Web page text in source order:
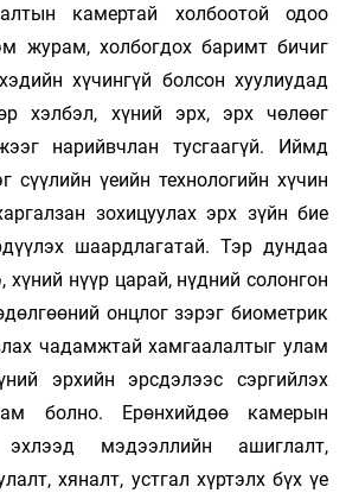
камертай холбоотой одоо
журам, холбогдох баримт бичиг
хүчингүй болсон хуулиудад
хэлбэл, хүний эрх, эрх чөлөөг
нарийвчлан тусгаагүй. Иймд
сүүлийн үеийн технологийн хүчин
зохицуулах эрх зүйн бие
шаардлагатай. Тэр дундаа
хүний нүүр царай, нүдний солонгон
онцлог зэрэг биометрик
чадамжтай хамгаалалтыг улам
эрхийн эрсдэлээс сэргийлэх
болно. Ерөнхийдөө камерын
эхлээд мэдээллийн ашиглалт,
хяналт, устгал хүртэлх бүх үе